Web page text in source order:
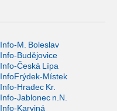
Info-M. Boleslav
Info-Budějovice
Info-Česká Lípa
InfoFrýdek-Místek
Info-Hradec Kr.
Info-Jablonec n.N.
Info-Karviná